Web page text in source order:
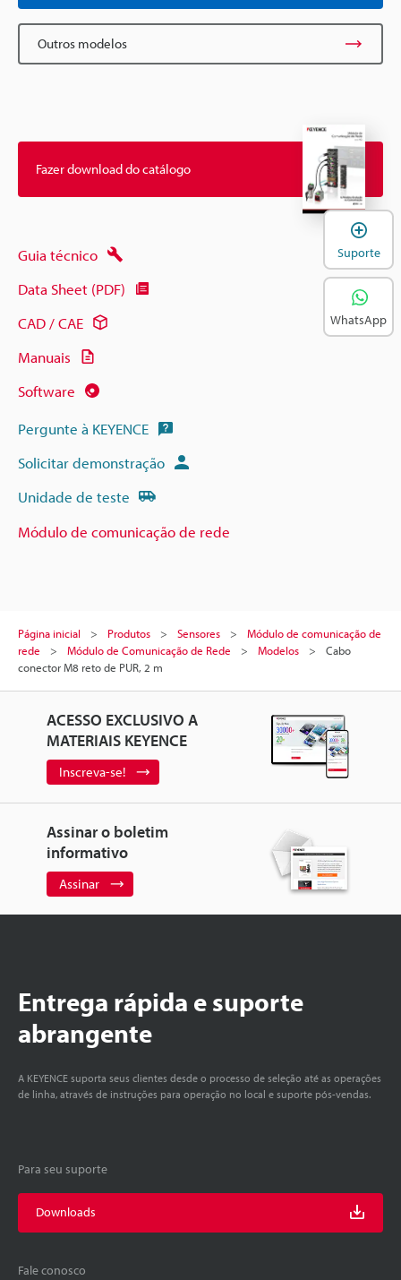
Outros modelos
Fazer download do catálogo
Guia técnico
Data Sheet (PDF)
CAD / CAE
Manuais
Software
Pergunte à KEYENCE
Solicitar demonstração
Unidade de teste
Módulo de comunicação de rede
Página inicial Produtos Sensores
Módulo de comunicação de
rede
Módulo de Comunicação de Rede Modelos
Cabo
conector M8 reto de PUR, 2 m
ACESSO EXCLUSIVO A
MATERIAIS KEYENCE
Inscreva-se!
Assinar o boletim
informativo
Assinar
Entrega rápida e suporte
abrangente
A KEYENCE suporta seus clientes desde o processo de seleção até as operações
de linha, através de instruções para operação no local e suporte pós-vendas.
Para seu suporte
Downloads
Fale conosco
Suporte
WhatsApp